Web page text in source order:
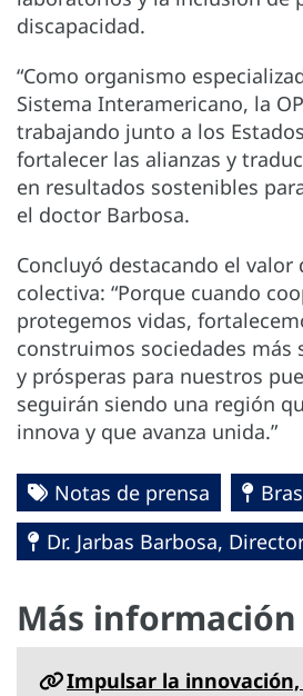
discapacidad.
“Como organismo
Sistema Interamericano, la
trabajando junto a los
fortalecer las alianzas y
en resultados sostenibles
el doctor Barbosa.
Concluyó destacando el valor
colectiva: “Porque cuando
protegemos vidas,
construimos sociedades más
y prósperas para nuestros
seguirán siendo una región
innova y que avanza unida.”
Notas de prensa
Dr. Jarbas Barbosa,
Más información
Impulsar la